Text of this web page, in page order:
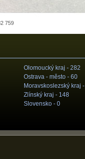
759
Olomoucký kraj - 282
Ostrava - město - 60
Moravskoslezský kraj -
Zlínský kraj - 148
Slovensko - 0